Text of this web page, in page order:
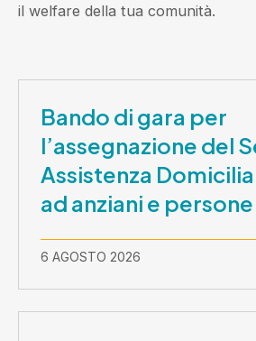
il welfare della tua comunità.
Bando di gara per
l’assegnazione del
Assistenza
ad anziani e
2026-30 settembre
6 AGOSTO 2026